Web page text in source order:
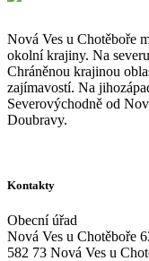
Nová Ves u Chotěboře
okolní krajiny. Na
Chráněnou krajinou
zajímavostí. Na
Severovýchodně od
Doubravy.
Kontakty
Obecní úřad
Nová Ves u Chotěboře
582 73 Nová Ves u